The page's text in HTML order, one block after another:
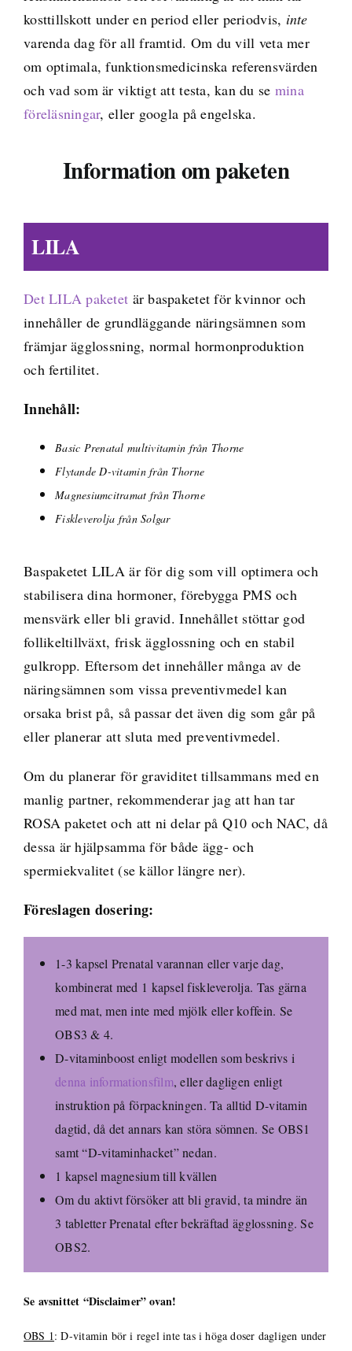
kosttillskott under en period eller periodvis, inte
varenda dag för all framtid. Om du vill veta mer
om optimala, funktionsmedicinska referensvärden
och vad som är viktigt att testa, kan du se mina
föreläsningar, eller googla på engelska.
Information om paketen
LILA
Det LILA paketet är baspaketet för kvinnor och
innehåller de grundläggande näringsämnen som
främjar ägglossning, normal hormonproduktion
och fertilitet.
Innehåll:
Basic Prenatal multivitamin från Thorne
Flytande D-vitamin från Thorne
Magnesiumcitramat från Thorne
Fiskleverolja från Solgar
Baspaketet LILA är för dig som vill optimera och
stabilisera dina hormoner, förebygga PMS och
mensvärk eller bli gravid. Innehållet stöttar god
follikeltillväxt, frisk ägglossning och en stabil
gulkropp. Eftersom det innehåller många av de
näringsämnen som vissa preventivmedel kan
orsaka brist på, så passar det även dig som går på
eller planerar att sluta med preventivmedel.
Om du planerar för graviditet tillsammans med en
manlig partner, rekommenderar jag att han tar
ROSA paketet och att ni delar på Q10 och NAC, då
dessa är hjälpsamma för både ägg- och
spermiekvalitet (se källor längre ner).
Föreslagen dosering:
1-3 kapsel Prenatal varannan eller varje dag,
kombinerat med 1 kapsel fiskleverolja. Tas gärna
med mat, men inte med mjölk eller koffein. Se
OBS3 & 4.
D-vitaminboost enligt modellen som beskrivs i
denna informationsfilm, eller dagligen enligt
instruktion på förpackningen. Ta alltid D-vitamin
dagtid, då det annars kan störa sömnen. Se OBS1
samt “D-vitaminhacket” nedan.
1 kapsel magnesium till kvällen
Om du aktivt försöker att bli gravid, ta mindre än
3 tabletter Prenatal efter bekräftad ägglossning. Se
OBS2.
Se avsnittet “Disclaimer” ovan!
OBS 1: D-vitamin bör i regel inte tas i höga doser dagligen under